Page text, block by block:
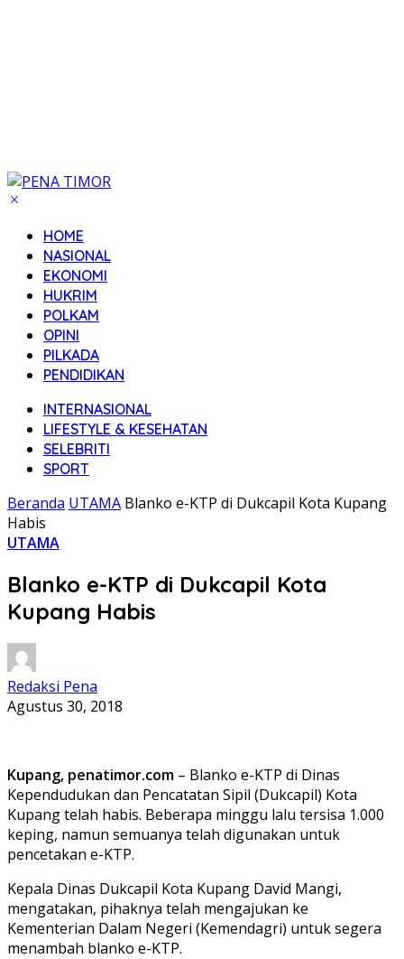
HOME
NASIONAL
EKONOMI
HUKRIM
POLKAM
OPINI
PILKADA
PENDIDIKAN
INTERNASIONAL
LIFESTYLE & KESEHATAN
SELEBRITI
SPORT
Beranda UTAMA Blanko e-KTP di Dukcapil Kota Kupang
Habis
UTAMA
Blanko e-KTP di Dukcapil Kota
Kupang Habis
Redaksi Pena
Agustus 30, 2018
Kupang, penatimor.com – Blanko e-KTP di Dinas
Kependudukan dan Pencatatan Sipil (Dukcapil) Kota
Kupang telah habis. Beberapa minggu lalu tersisa 1.000
keping, namun semuanya telah digunakan untuk
pencetakan e-KTP.
Kepala Dinas Dukcapil Kota Kupang David Mangi,
mengatakan, pihaknya telah mengajukan ke
Kementerian Dalam Negeri (Kemendagri) untuk segera
menambah blanko e-KTP.